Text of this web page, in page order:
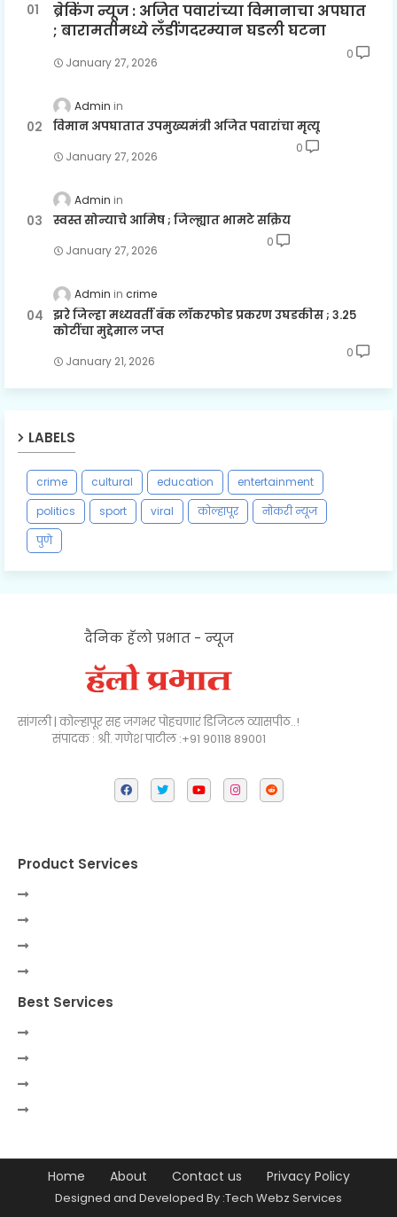
ब्रेकिंग न्यूज : अजित पवारांच्या विमानाचा अपघात
; बारामतीमध्ये लॅंडींगदरम्यान घडली घटना
January 27, 2026
0
Admin
विमान अपघातात उपमुख्यमंत्री अजित पवारांचा मृत्यू
January 27, 2026
0
Admin
स्वस्त सोन्याचे आमिष ; जिल्ह्यात भामटे सक्रिय
January 27, 2026
0
Admin crime
झरे जिल्हा मध्यवर्ती बँक लॉकरफोड प्रकरण उघडकीस ; ३.२५
कोटींचा मुद्देमाल जप्त
January 21, 2026
0
LABELS
crime cultural education
entertainment
politics
sport viral कोल्हापूर
नोकरी न्यूज
पुणे
दैनिक हॅलो प्रभात - न्यूज
सांगली | कोल्हापूर सह जगभर पोहचणारं डिजिटल व्यासपीठ..!
संपादक : श्री. गणेश पाटील :+91 90118 89001
Product Services
Best Services
Home About Contact us Privacy Policy
Designed and Developed By :Tech Webz Services